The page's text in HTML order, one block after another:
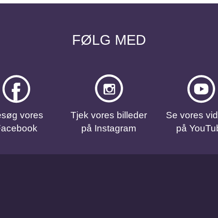
FØLG MED
vores
Tjek vores billeder
på Instagram
Se vores
på